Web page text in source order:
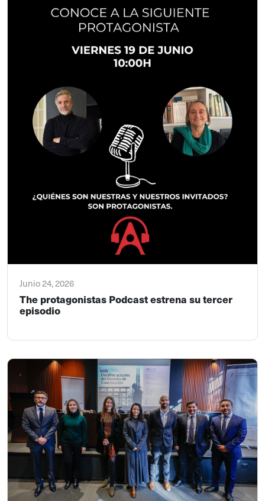
Junio 24, 2026
The protagonistas Podcast estrena su tercer
episodio